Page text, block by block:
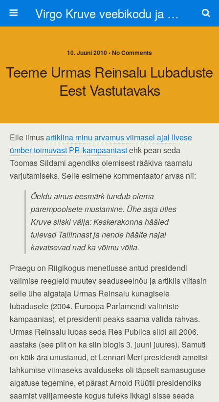
Virgo Kruve veebikodu ja blogi
10. Juuni 2010 • No Comments
Teeme Urmas Reinsalu Lubaduste
Eest Vastutavaks
Eile ilmusartiklina minu arvamus viimasel ajal Ilvese
ümber toimuvast PR-kampaaniastehk pean seda
Toomas Sildami agendiks olemisest rääkiva raamatu
varjutamiseks. Selle esimene kommentaator arvas nii:
Öeldu ainus eesmärk tundub olema
parempoolsete mustamine. Ühe asja ütles
Kruve siiski välja: Keskerakonna hääled
tulevad Tallinnast ja nende häälte najal
kavatsevad nad ka võimu võtta.
Praegu on Riigikogus menetlusse antud presidendi
valimise reegleid muutev seaduseelnõu ja artiklis viitasin
selle ühe algataja Urmas Reinsalu kunagisele
lubadusele (2004. Euroopa Parlamendi valimiste
kampaanias), et presidenti peaks saama valida rahvas.
Urmas Reinsalu lubas seda Res Publica sildi all 2006.
aastaks (see pilt on ka siin blogis 3. juuni juures). Samuti
on kõik ära unustanud, et Lennart Meri presidendi ametist
lahkumise viimaseks avalduseks oli täpselt samasuguse
algatuse tegemine, et pärast Arnold Rüütli presidendiks
saamist valijameeste kogus tuleks ikkagi sisse seada